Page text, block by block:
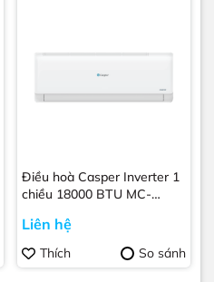
Điều hoà Casper Inverter 1
chiều 18000 BTU MC-
Liên hệ
Thích So sánh